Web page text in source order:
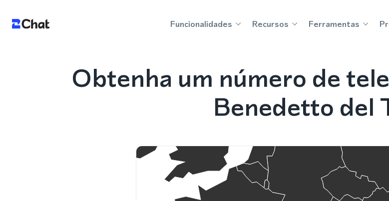
Funcionalidades Recursos Ferramentas
Obtenha um número de
Benedetto del